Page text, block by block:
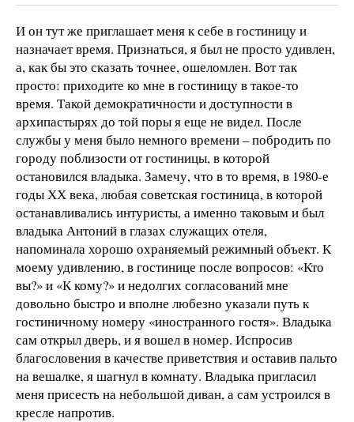
И он тут же приглашает меня к себе в гостиницу и
назначает время. Признаться, я был не просто удивлен,
а, как бы это сказать точнее, ошеломлен. Вот так
просто: приходите ко мне в гостиницу в такое-то
время. Такой демократичности и доступности в
архипастырях до той поры я еще не видел. После
службы у меня было немного времени – побродить по
городу поблизости от гостиницы, в которой
остановился владыка. Замечу, что в то время, в 1980-е
годы ХХ века, любая советская гостиница, в которой
останавливались интуристы, а именно таковым и был
владыка Антоний в глазах служащих отеля,
напоминала хорошо охраняемый режимный объект. К
моему удивлению, в гостинице после вопросов: «Кто
вы?» и «К кому?» и недолгих согласований мне
довольно быстро и вполне любезно указали путь к
гостиничному номеру «иностранного гостя». Владыка
сам открыл дверь, и я вошел в номер. Испросив
благословения в качестве приветствия и оставив пальто
на вешалке, я шагнул в комнату. Владыка пригласил
меня присесть на небольшой диван, а сам устроился в
кресле напротив.